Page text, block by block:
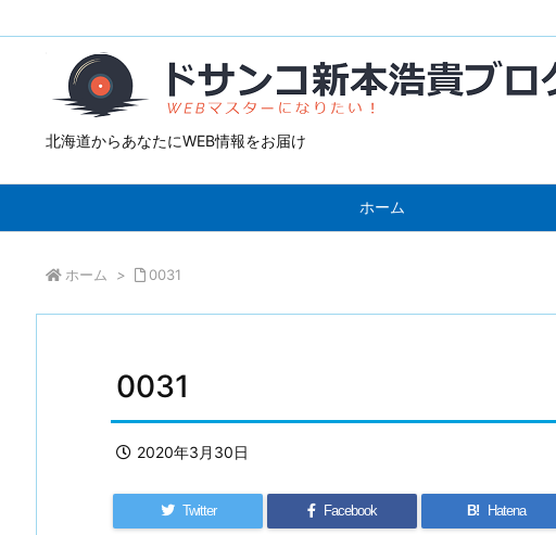
北海道からあなたにWEB情報をお届け
ホーム
ホーム > 0031
0031
2020年3月30日
Twitter Facebook B! Hatena